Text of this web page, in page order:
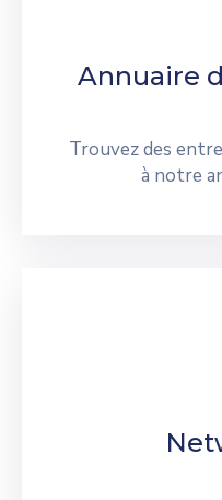
Annuaire
Trouvez des
à notre